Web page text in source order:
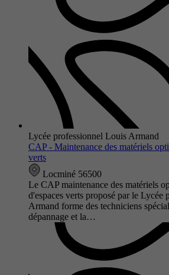
Lycée professionnel Louis Armand
CAP - Maintenance des matériels
verts
Locminé 56500
Le CAP maintenance des matériels
d'espaces verts proposé par le Lycée
Armand forme des techniciens
dépannage et la…